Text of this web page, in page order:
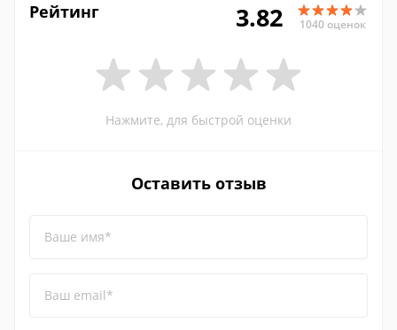
Рейтинг 3.82 1040 оценок
Нажмите, для быстрой оценки
Оставить отзыв
Ваше имя*
Ваш email*